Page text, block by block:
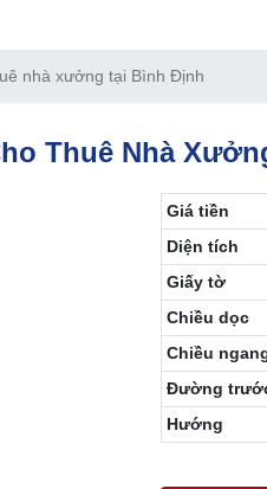
nhà xưởng tại Bình Định
Thuê Nhà
Giá tiền
Diện tích
Giấy tờ
Chiều dọc
Chiều
Đường
Hướng